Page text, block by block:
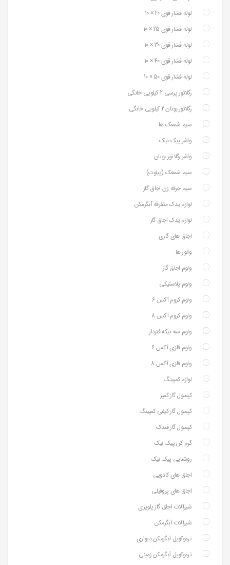
لوله فشار قوی 20 × 10
لوله فشار قوی 25 × 10
لوله فشار قوی 30 × 10
لوله فشار قوی 40 × 10
لوله فشار قوی 50 × 10
رگلاتور پرسی 2 کیلویی خانگی
رگلاتور بوتان 2 کیلویی خانگی
سیم شمعک ها
واشر پیک نیک
واشر رگلاتور بوتان
سیم شمعک (پیلوت)
سیم جرقه زن اجاق گاز
لوازم یدک متفرقه آبگرمکن
لوازم یدک اجاق گاز
اجاق های گازی
والور ها
ولوم اجاق گاز
ولوم پلاستیکی
ولوم کروم آکس 6
ولوم کروم آکس 8
ولوم سه تیکه فنردار
ولوم فلزی آکس 6
ولوم فلزی آکس 8
لوازم کمپینگ
کپسول گاز کمپر
کپسول گاز کیفی کمپینگ
کپسول گاز فندک
گرم کن پیک نیک
روشنایی پیک نیک
اجاق های کادویی
اجاق های پروفیلی
شیرآلات اجاق گاز پلوپزی
شیرآلات آبگرمکن
ترموکوپل آبگرمکن دیواری
ترموکوپل آبگرمکن زمینی